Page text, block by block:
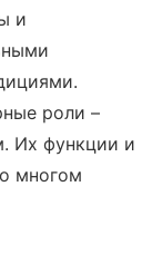
и
роли –
Их функции и
многом